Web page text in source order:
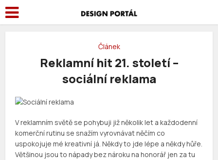
Článek
Reklamní hit 21. století –
sociální reklama
V reklamním světě se pohybuji již několik let a každodenní
komerční rutinu se snažím vyrovnávat něčím co
uspokojuje mé kreativní já. Někdy to jde lépe a někdy hůře.
Většinou jsou to nápady bez nároku na honorář jen za tu